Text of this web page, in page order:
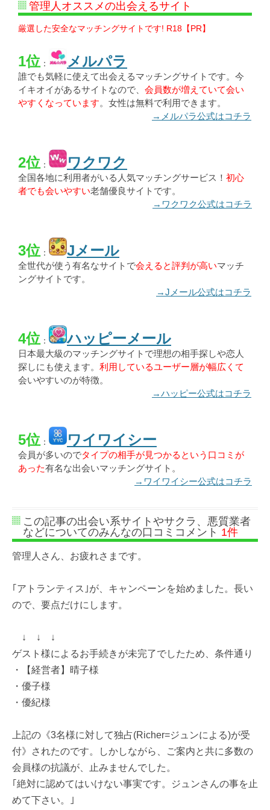
管理人オススメの出会えるサイト
厳選した安全なマッチングサイトです! R18【PR】
1位 ： メルパラ
誰でも気軽に使えて出会えるマッチングサイトです。今
イキオイがあるサイトなので、 会員数が増えていて会い
やすくなっています。女性は無料で利用できます。
→メルパラ公式はコチラ
2位 ： ワクワク
全国各地に利用者がいる人気マッチングサービス！ 初心
者でも会いやすい老舗優良サイトです。
→ワクワク公式はコチラ
3位 ： Jメール
全世代が使う有名なサイトで会えると評判が高いマッチ
ングサイトです。
→Jメール公式はコチラ
4位 ： ハッピーメール
日本最大級のマッチングサイトで理想の相手探しや恋人
探しにも使えます。 利用しているユーザー層が幅広くて
会いやすいのが特徴。
→ハッピー公式はコチラ
5位 ： ワイワイシー
会員が多いのでタイプの相手が見つかるという口コミが
あった有名な出会いマッチングサイト。
→ワイワイシー公式はコチラ
この記事の出会い系サイトやサクラ、悪質業者
などについてのみんなの口コミコメント 1件
管理人さん、お疲れさまです。
｢アトランティス｣が、キャンペーンを始めました。長い
ので、要点だけにします。
↓ ↓ ↓
ゲスト様によるお手続きが未完了でしたため、条件通り
・【経営者】晴子様
・優子様
・優紀様
上記の《3名様に対して独占(Richer=ジュンによる)が受
付》されたのです。しかしながら、ご案内と共に多数の
会員様の抗議が、止みませんでした。
｢絶対に認めてはいけない事実です。ジュンさんの事を止
めて下さい。｣